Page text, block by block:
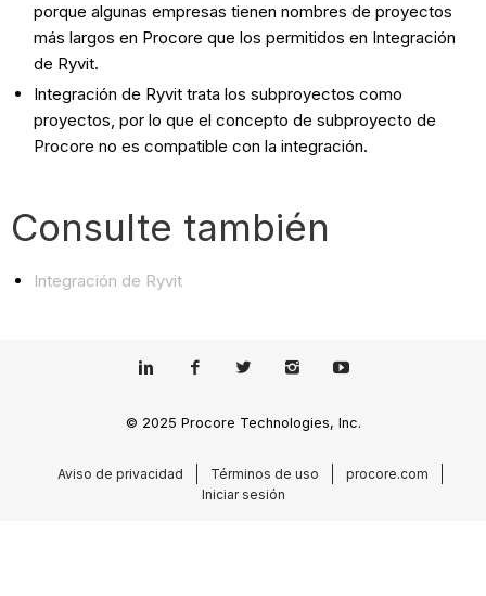
porque algunas empresas tienen nombres de proyectos
más largos en Procore que los permitidos en Integración
de Ryvit.
Integración de Ryvit trata los subproyectos como
proyectos, por lo que el concepto de subproyecto de
Procore no es compatible con la integración.
Consulte también
Integración de Ryvit
© 2025 Procore Technologies, Inc.
Aviso de privacidad Términos de uso
procore.com
Iniciar sesión